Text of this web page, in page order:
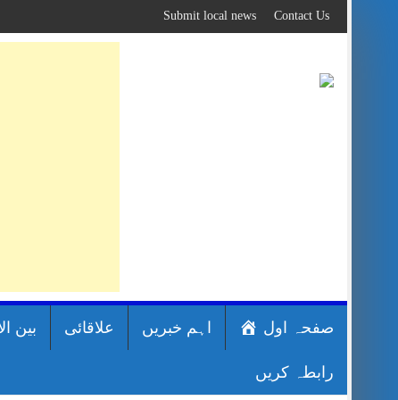
to
content
Contact Us
Submit local news
صفحہ اول اہم خبریں علاقائی بین
رابطہ کریں